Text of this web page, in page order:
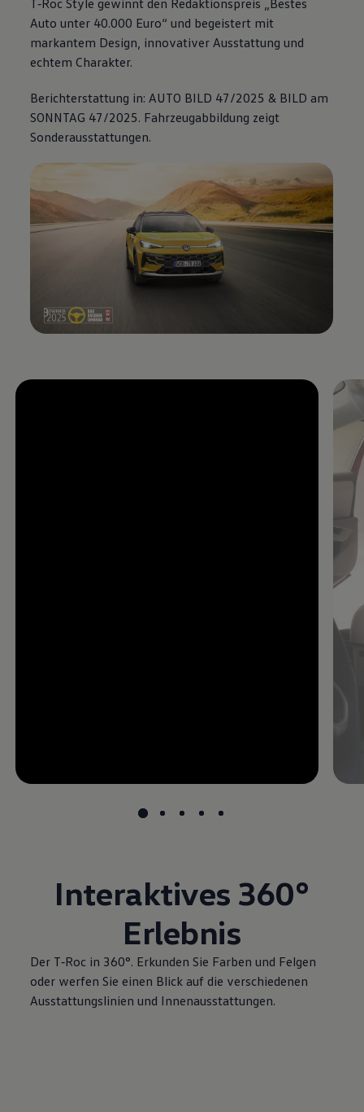
Auto unter 40.000 Euro“ und begeistert mit
markantem Design, innovativer Ausstattung und
echtem Charakter.
Berichterstattung in: AUTO BILD 47/2025 & BILD am
SONNTAG 47/2025. Fahrzeugabbildung zeigt
Sonderausstattungen.
3
Enable fullscreen mode
Verbleibende Zeit, --:--
Interaktives 360°
Erlebnis
Der T‑Roc in 360°. Erkunden Sie Farben und Felgen
oder werfen Sie einen Blick auf die verschiedenen
Ausstattungslinien und Innenausstattungen.